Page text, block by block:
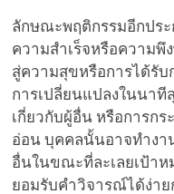
ลักษณะพฤติกรรมอีกปร
ความสำเร็จหรือความ
สู่ความสุขหรือการได้รั
การเปลี่ยนแปลงในนาที
เกี่ยวกับผู้อื่น หรือการกร
อ่อน บุคคลนั้นอาจทำงา
อื่นในขณะที่ละเลยเป้า
ยอมรับคำวิจารณ์ได้ง่า